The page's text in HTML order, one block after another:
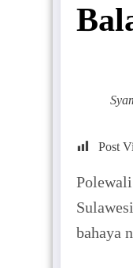
Post
bahaya